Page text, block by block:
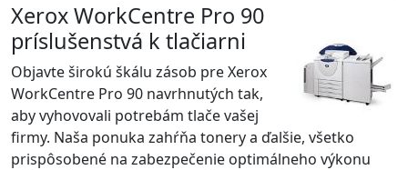
Xerox WorkCentre Pro 90
príslušenstvá k tlačiarni
Objavte širokú škálu zásob pre Xerox
WorkCentre Pro 90 navrhnutých tak,
aby vyhovovali potrebám tlače vašej
firmy. Naša ponuka zahŕňa tonery a ďalšie, všetko
prispôsobené na zabezpečenie optimálneho výkonu